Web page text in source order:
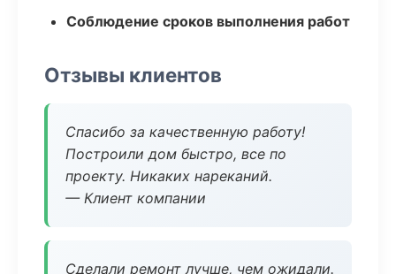
Соблюдение сроков выполнения работ
Отзывы клиентов
Спасибо за качественную работу!
Построили дом быстро, все по
проекту. Никаких нареканий.
— Клиент компании
Сделали ремонт лучше, чем ожидали.